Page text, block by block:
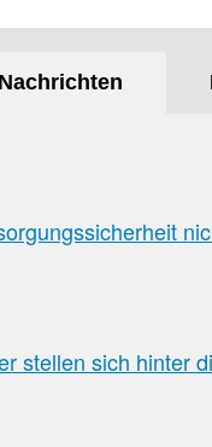
stellen sich hinter